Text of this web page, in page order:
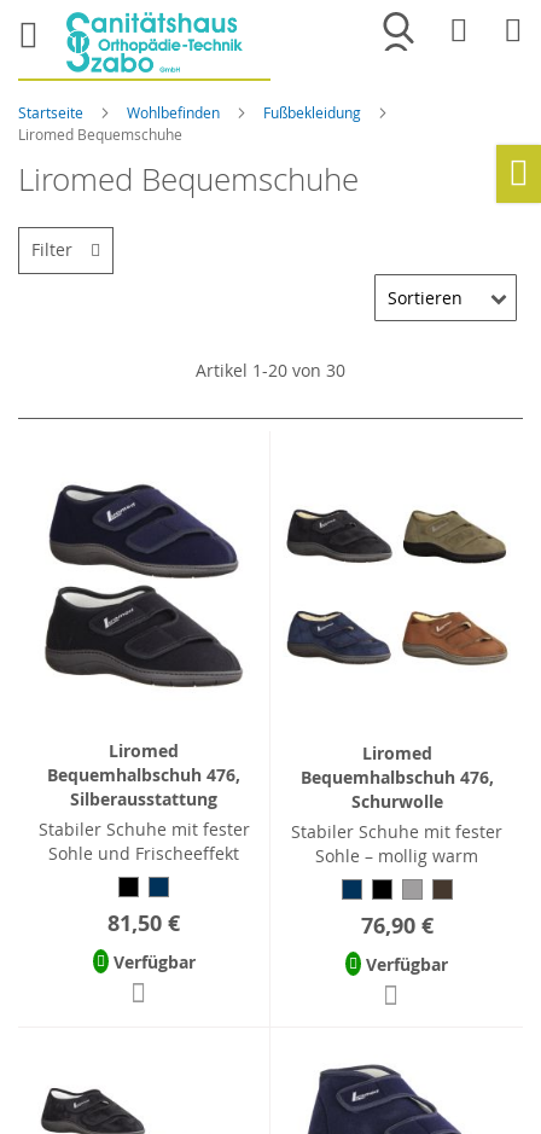
Merkliste
Startseite Wohlbefinden
Fußbekleidung
Liromed Bequemschuhe
Liromed Bequemschuhe
Artikel 1-20 von 30
Liromed
Bequemhalbschuh 476,
Silberausstattung
Stabiler Schuhe mit fester
Sohle und Frischeeffekt
81,50 €
Verfügbar
Liromed
Bequemhalbschuh 476,
Schurwolle
Stabiler Schuhe mit fester
Sohle – mollig warm
76,90 €
Verfügbar
Filter